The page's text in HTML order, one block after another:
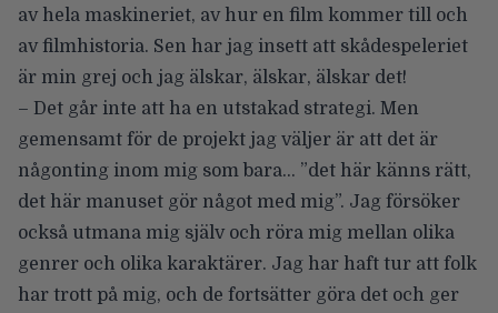
av hela maskineriet, av hur en film kommer till och
av filmhistoria. Sen har jag insett att skådespeleriet
är min grej och jag älskar, älskar, älskar det!
– Det går inte att ha en utstakad strategi. Men
gemensamt för de projekt jag väljer är att det är
någonting inom mig som bara… ”det här känns rätt,
det här manuset gör något med mig”. Jag försöker
också utmana mig själv och röra mig mellan olika
genrer och olika karaktärer. Jag har haft tur att folk
har trott på mig, och de fortsätter göra det och ger